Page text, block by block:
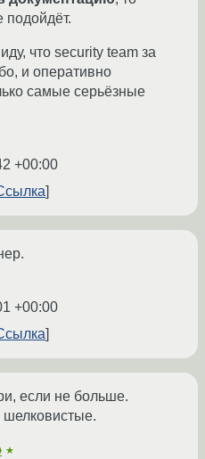
подойдёт.
что security team за
и оперативно
самые серьёзные
+00:00
+00:00
если не больше.
★